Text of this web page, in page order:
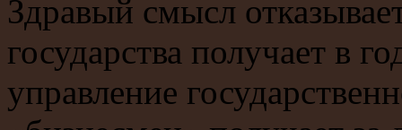
Здравый смысл
государства получает в
управление